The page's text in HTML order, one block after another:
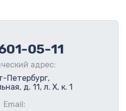
05-11
адрес:
Петербург,
д. 11, л. Х, к. 1
Email: